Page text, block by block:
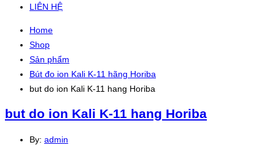
LIÊN HỆ
Home
Shop
Sản phẩm
Bút đo ion Kali K-11 hãng Horiba
but do ion Kali K-11 hang Horiba
but do ion Kali K-11 hang Horiba
By: admin